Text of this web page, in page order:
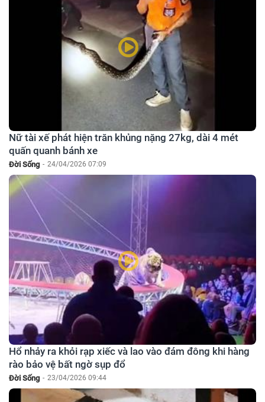
Nữ tài xế phát hiện trăn khủng nặng 27kg, dài 4 mét
quấn quanh bánh xe
Đời Sống - 24/04/2026 07:09
Hổ nhảy ra khỏi rạp xiếc và lao vào đám đông khi hàng
rào bảo vệ bất ngờ sụp đổ
Đời Sống - 23/04/2026 09:44